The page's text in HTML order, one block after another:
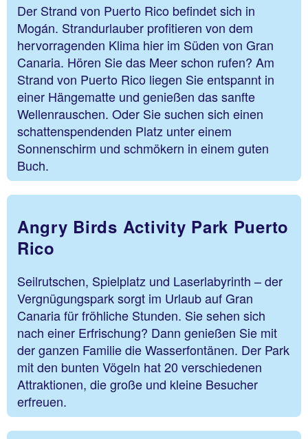
Der Strand von Puerto Rico befindet sich in
Mogán. Strandurlauber profitieren von dem
hervorragenden Klima hier im Süden von Gran
Canaria. Hören Sie das Meer schon rufen? Am
Strand von Puerto Rico liegen Sie entspannt in
einer Hängematte und genießen das sanfte
Wellenrauschen. Oder Sie suchen sich einen
schattenspendenden Platz unter einem
Sonnenschirm und schmökern in einem guten
Buch.
Angry Birds Activity Park Puerto
Rico
Seilrutschen, Spielplatz und Laserlabyrinth – der
Vergnügungspark sorgt im Urlaub auf Gran
Canaria für fröhliche Stunden. Sie sehen sich
nach einer Erfrischung? Dann genießen Sie mit
der ganzen Familie die Wasserfontänen. Der Park
mit den bunten Vögeln hat 20 verschiedenen
Attraktionen, die große und kleine Besucher
erfreuen.